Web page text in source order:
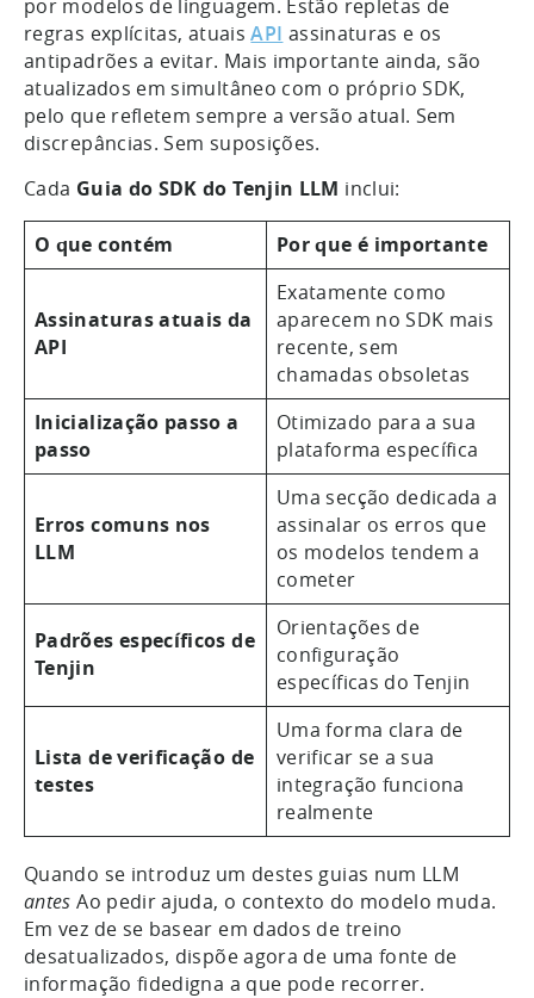
por modelos de linguagem. Estão repletas de
regras explícitas, atuaisAPI assinaturas e os
antipadrões a evitar. Mais importante ainda, são
atualizados em simultâneo com o próprio SDK,
pelo que refletem sempre a versão atual. Sem
discrepâncias. Sem suposições.
Cada Guia do SDK do Tenjin LLM inclui:
O que contém Por que é importante
Assinaturas atuais da
API
Exatamente como
aparecem no SDK mais
recente, sem
chamadas obsoletas
Inicialização passo a
passo
Otimizado para a sua
plataforma específica
Erros comuns nos
LLM
Uma secção dedicada a
assinalar os erros que
os modelos tendem a
cometer
Padrões específicos de
Tenjin
Orientações de
configuração
específicas do Tenjin
Lista de verificação de
testes
Uma forma clara de
verificar se a sua
integração funciona
realmente
Quando se introduz um destes guias num LLM
antes Ao pedir ajuda, o contexto do modelo muda.
Em vez de se basear em dados de treino
desatualizados, dispõe agora de uma fonte de
informação fidedigna a que pode recorrer.